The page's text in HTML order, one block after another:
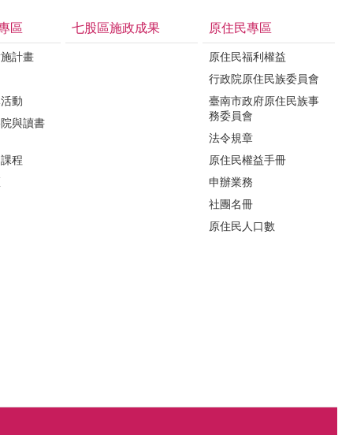
區
計畫
動
與讀書
程
七股區施政成果 原住民專區
原住民福利權益
行政院原住民族委員會
臺南市政府原住民族事
務委員會
法令規章
原住民權益手冊
申辦業務
社團名冊
原住民人口數